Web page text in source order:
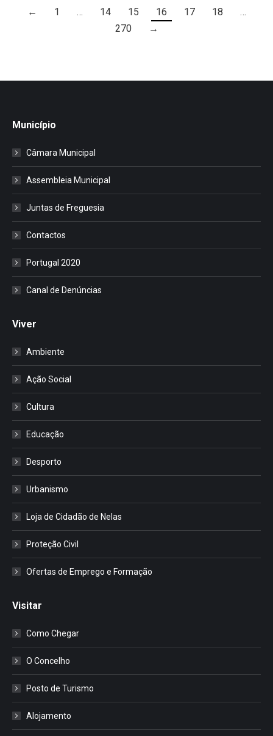
← 1 … 14 15 16 17 18
…
270
→
Município
Câmara Municipal
Assembleia Municipal
Juntas de Freguesia
Contactos
Portugal 2020
Canal de Denúncias
Viver
Ambiente
Ação Social
Cultura
Educação
Desporto
Urbanismo
Loja de Cidadão de Nelas
Proteção Civil
Ofertas de Emprego e Formação
Visitar
Como Chegar
O Concelho
Posto de Turismo
Alojamento